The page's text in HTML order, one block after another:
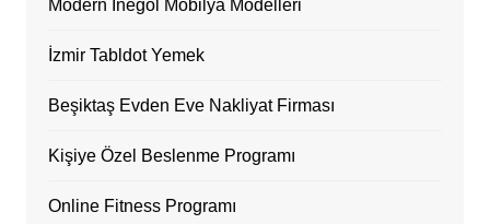
Modern İnegöl Mobilya Modelleri
İzmir Tabldot Yemek
Beşiktaş Evden Eve Nakliyat Firması
Kişiye Özel Beslenme Programı
Online Fitness Programı